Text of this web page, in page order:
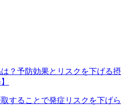
？予防効果とリスクを下げる摂
することで発症リスクを下げら